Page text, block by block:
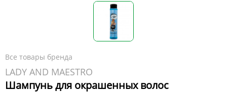
Все товары бренда
LADY AND MAESTRO
Шампунь для окрашенных волос